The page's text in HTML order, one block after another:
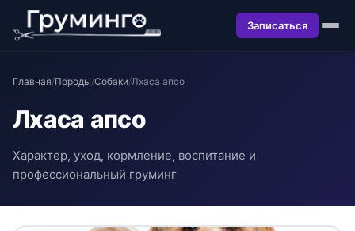
Записаться
Главная/Породы/Собаки/Лхаса апсо
Лхаса апсо
Характер, уход, кормление, воспитание и
профессиональный груминг